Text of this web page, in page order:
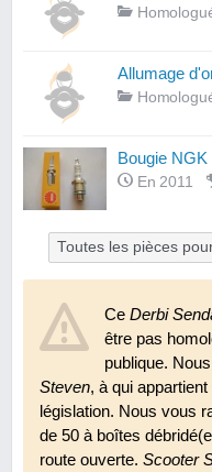
Allumage
Bougie
En 2011
Toutes les pièces
CeDerbi
être pas
publique.
Steven, à qui
législation. Nous vous
de 50 à boîtes
route ouverte. Scooter